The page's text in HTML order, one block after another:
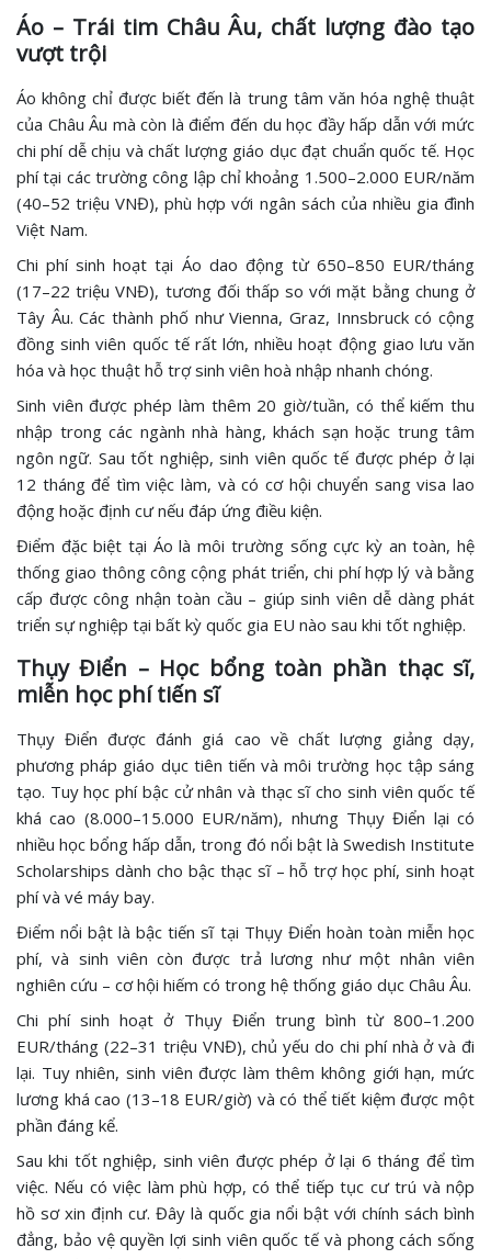
Áo – Trái tim Châu Âu, chất lượng đào tạo
vượt trội
Áo không chỉ được biết đến là trung tâm văn hóa nghệ thuật
của Châu Âu mà còn là điểm đến du học đầy hấp dẫn với mức
chi phí dễ chịu và chất lượng giáo dục đạt chuẩn quốc tế. Học
phí tại các trường công lập chỉ khoảng 1.500–2.000 EUR/năm
(40–52 triệu VNĐ), phù hợp với ngân sách của nhiều gia đình
Việt Nam.
Chi phí sinh hoạt tại Áo dao động từ 650–850 EUR/tháng
(17–22 triệu VNĐ), tương đối thấp so với mặt bằng chung ở
Tây Âu. Các thành phố như Vienna, Graz, Innsbruck có cộng
đồng sinh viên quốc tế rất lớn, nhiều hoạt động giao lưu văn
hóa và học thuật hỗ trợ sinh viên hoà nhập nhanh chóng.
Sinh viên được phép làm thêm 20 giờ/tuần, có thể kiếm thu
nhập trong các ngành nhà hàng, khách sạn hoặc trung tâm
ngôn ngữ. Sau tốt nghiệp, sinh viên quốc tế được phép ở lại
12 tháng để tìm việc làm, và có cơ hội chuyển sang visa lao
động hoặc định cư nếu đáp ứng điều kiện.
Điểm đặc biệt tại Áo là môi trường sống cực kỳ an toàn, hệ
thống giao thông công cộng phát triển, chi phí hợp lý và bằng
cấp được công nhận toàn cầu – giúp sinh viên dễ dàng phát
triển sự nghiệp tại bất kỳ quốc gia EU nào sau khi tốt nghiệp.
Thụy Điển – Học bổng toàn phần thạc sĩ,
miễn học phí tiến sĩ
Thụy Điển được đánh giá cao về chất lượng giảng dạy,
phương pháp giáo dục tiên tiến và môi trường học tập sáng
tạo. Tuy học phí bậc cử nhân và thạc sĩ cho sinh viên quốc tế
khá cao (8.000–15.000 EUR/năm), nhưng Thụy Điển lại có
nhiều học bổng hấp dẫn, trong đó nổi bật là Swedish Institute
Scholarships dành cho bậc thạc sĩ – hỗ trợ học phí, sinh hoạt
phí và vé máy bay.
Điểm nổi bật là bậc tiến sĩ tại Thụy Điển hoàn toàn miễn học
phí, và sinh viên còn được trả lương như một nhân viên
nghiên cứu – cơ hội hiếm có trong hệ thống giáo dục Châu Âu.
Chi phí sinh hoạt ở Thụy Điển trung bình từ 800–1.200
EUR/tháng (22–31 triệu VNĐ), chủ yếu do chi phí nhà ở và đi
lại. Tuy nhiên, sinh viên được làm thêm không giới hạn, mức
lương khá cao (13–18 EUR/giờ) và có thể tiết kiệm được một
phần đáng kể.
Sau khi tốt nghiệp, sinh viên được phép ở lại 6 tháng để tìm
việc. Nếu có việc làm phù hợp, có thể tiếp tục cư trú và nộp
hồ sơ xin định cư. Đây là quốc gia nổi bật với chính sách bình
đẳng, bảo vệ quyền lợi sinh viên quốc tế và phong cách sống